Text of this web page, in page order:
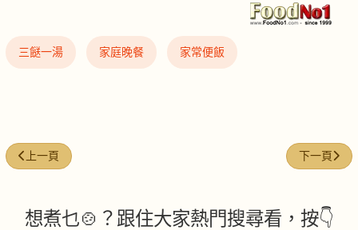
三餸一湯 家庭晚餐 家常便飯
上一篇文章: 每週煮意 (#50)
上一頁 下一篇文
下一頁
想煮乜🍲？跟住大家熱門搜尋看，按👇